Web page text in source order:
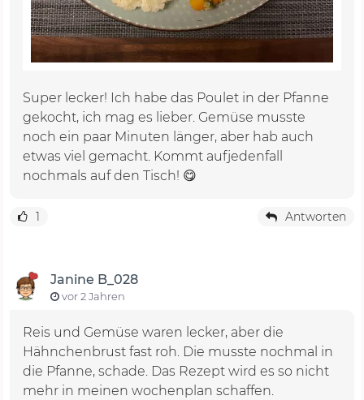
Super lecker! Ich habe das Poulet in der Pfanne
gekocht, ich mag es lieber. Gemüse musste
noch ein paar Minuten länger, aber hab auch
etwas viel gemacht. Kommt aufjedenfall
nochmals auf den Tisch! 😋
1 Antworten
Janine B_028
vor 2 Jahren
Reis und Gemüse waren lecker, aber die
Hähnchenbrust fast roh. Die musste nochmal in
die Pfanne, schade. Das Rezept wird es so nicht
mehr in meinen wochenplan schaffen.